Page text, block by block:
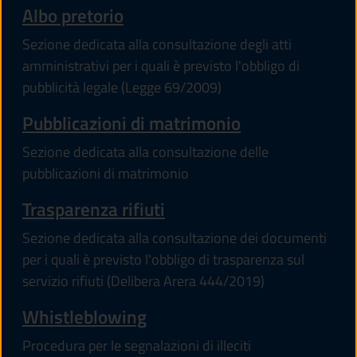
Albo pretorio
Sezione dedicata alla consultazione degli atti
amministrativi per i quali è previsto l'obbligo di
pubblicità legale (Legge 69/2009)
Pubblicazioni di matrimonio
Sezione dedicata alla consultazione delle
pubblicazioni di matrimonio
Trasparenza rifiuti
Sezione dedicata alla consultazione dei documenti
per i quali è previsto l'obbligo di trasparenza sul
servizio rifiuti (Delibera Arera 444/2019)
Whistleblowing
Procedura per le segnalazioni di illeciti